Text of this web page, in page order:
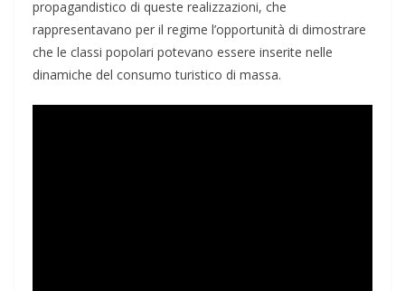
propagandistico di queste realizzazioni, che
rappresentavano per il regime l’opportunità di dimostrare
che le classi popolari potevano essere inserite nelle
dinamiche del consumo turistico di massa.